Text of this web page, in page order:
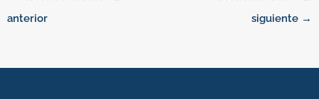
anterior
siguiente →